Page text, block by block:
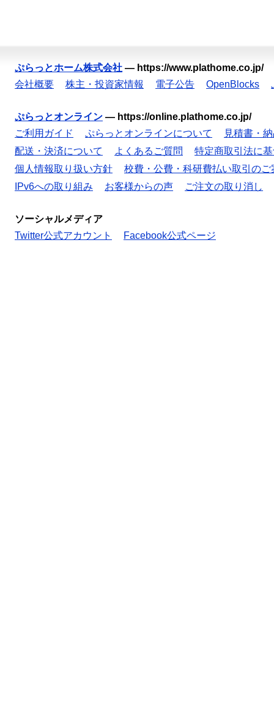
ぷらっとホーム株式会社 — https://www.plathome.co.jp/
会社概要
株主・投資家情報 電子公告 OpenBlocks
ぷらっとオンライン — https://online.plathome.co.jp/
ご利用ガイド
ぷらっとオンラインについて
見積書・
配送・決済について
よくあるご質問
特定商取引法に
個人情報取り扱い方針
校費・公費・科研費払い取引のご
IPv6への取り組み
お客様からの声 ご注文の取り消し
ソーシャルメディア
Twitter公式アカウント
Facebook公式ページ